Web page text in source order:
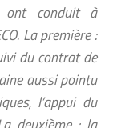
ont conduit à
La première :
du contrat de
aussi pointu
l’appui du